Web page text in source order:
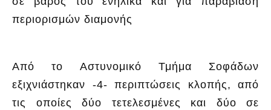
περιορισμών διαμονής
Από το Αστυνομικό Τμήμα Σοφάδων
εξιχνιάστηκαν -4- περιπτώσεις κλοπής, από
τις οποίες δύο τετελεσμένες και δύο σε